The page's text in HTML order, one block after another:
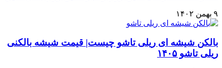
۹ بهمن ۱۴۰۲
بالکن شیشه ای ریلی تاشو چیست| قیمت شیشه بالکنی
ریلی تاشو ۱۴۰۵